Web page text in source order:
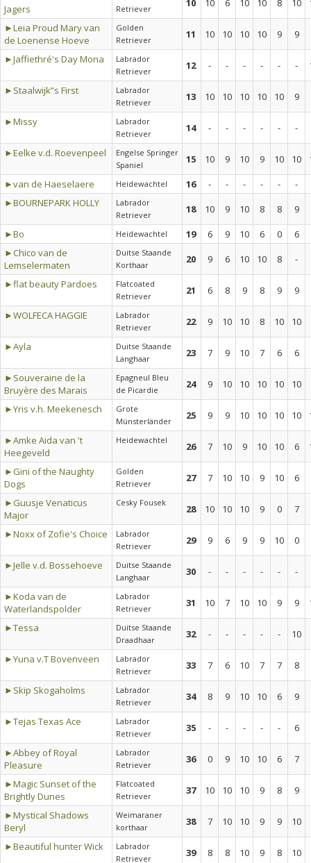
Jagers
Retriever
10 10 6 10 10 8 10
►Leia Proud Mary van
de Loenense Hoeve
Golden
Retriever
11 10 10 10 10 9
9
►Jaffiethré's Day Mona
Labrador
Retriever
12 - - - - - -
►Staalwijk”s First
Labrador
Retriever
13 10 10 10 10 10
9
►Missy
Labrador
Retriever
14 - - - - -
-
►Eelke v.d. Roevenpeel
Engelse Springer
Spaniel
15 10 9 10 9 10 10
►van de Haeselaere
Heidewachtel 16 - - - - -
-
►BOURNEPARK HOLLY
Labrador
Retriever
18 10 9 10 8 8
9
►Bo
Heidewachtel 19 6 9 10 6 0
6
►Chico van de
Lemselermaten
Duitse Staande
Korthaar
20 9 6 10 10 8
-
►flat beauty Pardoes
Flatcoated
Retriever
21 6 8 9 8 9
9
►WOLFECA HAGGIE
Labrador
Retriever
22 9 10 10 8 10
10
►Ayla
Duitse Staande
Langhaar
23 7 9 10 7 6
6
►Souveraine de la
Bruyère des Marais
Epagneul Bleu
de Picardie
24 9 10 10 10 10
10
►Yris v.h. Meekenesch
Grote
Münsterländer
25 9 9 10 10 10 10
►Amke Aida van 't
Heegeveld
Heidewachtel
26 7 10 9 10 10 6
►Gini of the Naughty
Dogs
Golden
Retriever
27 7 10 10 9 10
6
►Guusje Venaticus
Major
Cesky Fousek
28 10 10 10 9 0
7
►Noxx of Zofie's Choice
Labrador
Retriever
29 9 6 9 9 10
0
►Jelle v.d. Bossehoeve
Duitse Staande
Langhaar
30 - - - - -
-
►Koda van de
Waterlandspolder
Labrador
Retriever
31 10 7 10 10 9 9
►Tessa
Duitse Staande
Draadhaar
32 - - - - -
10
►Yuna v.T Bovenveen
Labrador
Retriever
33 7 6 10 7 7
8
►Skip Skogaholms
Labrador
Retriever
34 8 9 10 10 6
9
►Tejas Texas Ace
Labrador
Retriever
35 - - - - -
6
►Abbey of Royal
Pleasure
Labrador
Retriever
36 0 9 10 10 6
7
►Magic Sunset of the
Brightly Dunes
Flatcoated
Retriever
37 10 10 10 9 8
9
►Mystical Shadows
Beryl
Weimaraner
korthaar
38 7 10 10 9 9
10
►Beautiful hunter Wick
Labrador
Retriever
39 8 8 10 9 8 10